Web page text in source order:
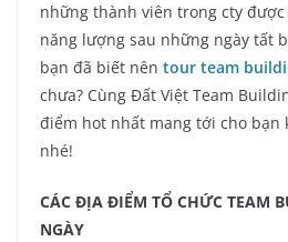
những thành viên trong cty
năng lượng sau những ngày tất
bạn đã biết nên tour team
chưa? Cùng Đất Việt Team
điểm hot nhất mang tới cho bạn
nhé!
CÁC ĐỊA ĐIỂM TỔ CHỨC TEAM
NGÀY